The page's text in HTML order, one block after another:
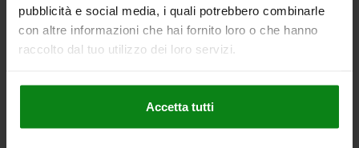
pubblicità e social media, i quali potrebbero combinarle
con altre informazioni che hai fornito loro o che hanno
raccolto dal tuo utilizzo dei loro servizi.
Accetta tutti
74,20 €
più le spese di spedizione
DETTAGLI